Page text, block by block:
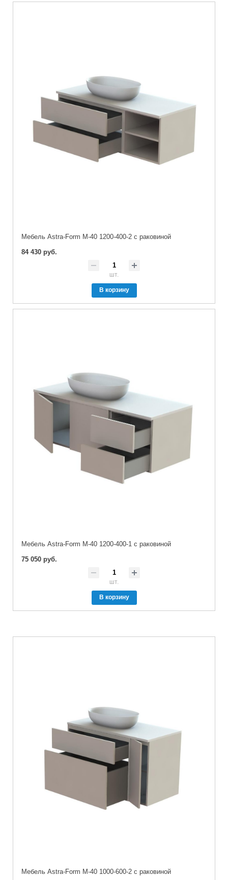
Мебель Astra-Form М-40 1200-400-2 с раковиной
84 430 руб.
шт.
В корзину
Мебель Astra-Form М-40 1200-400-1 с раковиной
75 050 руб.
шт.
В корзину
Мебель Astra-Form М-40 1000-600-2 с раковиной